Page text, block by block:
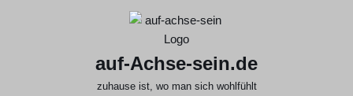
auf-Achse-sein.de
zuhause ist, wo man sich wohlfühlt